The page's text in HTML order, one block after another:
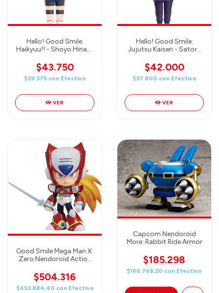
Hello! Good Smile:
Haikyuu!! - Shoyo Hinata
$43.750
$39.375 con Efectivo
VER
Hello! Good Smile:
Jujutsu Kaisen - Satoru
Company
$42.000
$37.800 con Efectivo
VER
Good Smile Mega Man X:
Zero Nendoroid Action
$504.316
$453.884,40 con Efectivo
Capcom Nendoroid
More: Rabbit Ride Armor
$185.298
$166.768,20 con Efectivo